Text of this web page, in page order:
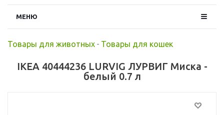
МЕНЮ
Товары для животных - Товары для кошек
IKEA 40444236 LURVIG ЛУРВИГ Миска -
белый 0.7 л